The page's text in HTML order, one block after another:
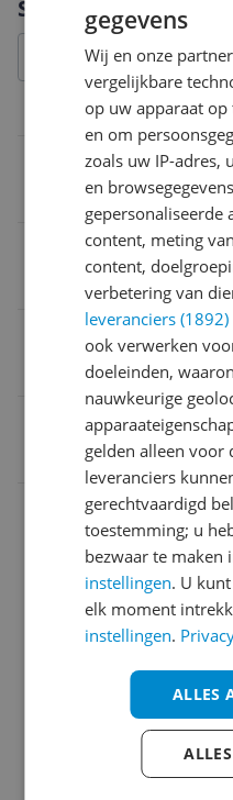
Specificaties
Aantal lensgroepen
Aantal diafragma-bladen
Aantal lenselementen
6952060025063
gegevens
Wij en onze
vergelijkbare
op uw apparaat op
en om
zoals uw IP-adres,
en
gepersonaliseerde
content, meting
content,
verbetering van
leveranciers (1892)
ook verwerken
doeleinden,
nauwkeurige
gelden alleen voor
leveranciers
gerechtvaardigd
toestemming; u
bezwaar te maken
instellingen. U
elk moment
instellingen.
ALLES